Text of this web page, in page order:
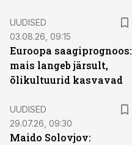
UUDISED
03.08.26, 09:15
Euroopa saagiprognoos:
mais langeb järsult,
õlikultuurid kasvavad
UUDISED
29.07.26, 09:30
Maido Solovjov: